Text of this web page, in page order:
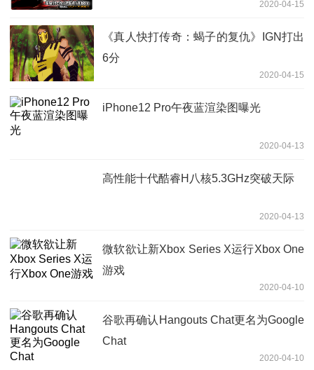
2020-04-15
《真人快打传奇：蝎子的复仇》IGN打出
6分
2020-04-15
iPhone12 Pro午夜蓝渲染图曝光
2020-04-13
高性能十代酷睿H八核5.3GHz突破天际
2020-04-13
微软欲让新Xbox Series X运行Xbox One
游戏
2020-04-10
谷歌再确认Hangouts Chat更名为Google
Chat
2020-04-10